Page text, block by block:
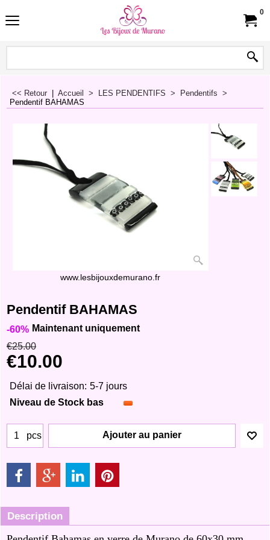
0
<< Retour Accueil > LES PENDENTIFS > Pendentifs >
Pendentif BAHAMAS
www.lesbijouxdemurano.fr
Pendentif BAHAMAS
-60% Maintenant uniquement
€25.00
€10.00
Délai de livraison: 5-7 jours
Niveau de Stock bas
pcs Ajouter au panier
Description